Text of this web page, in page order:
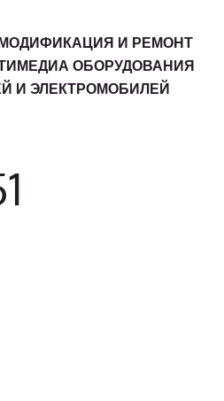
И РЕМОНТ
ОБОРУДОВАНИЯ
И ЭЛЕКТРОМОБИЛЕЙ